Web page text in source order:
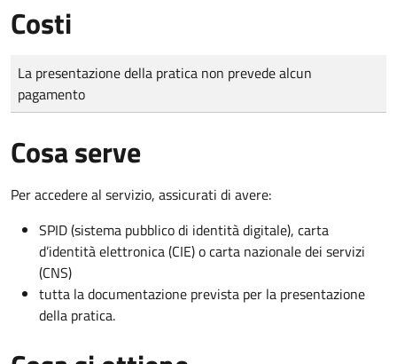
Costi
Tipo di pagamento
Importo
La presentazione della pratica non prevede alcun
pagamento
Cosa serve
Per accedere al servizio, assicurati di avere:
SPID (sistema pubblico di identità digitale), carta
d’identità elettronica (CIE) o carta nazionale dei servizi
(CNS)
tutta la documentazione prevista per la presentazione
della pratica.